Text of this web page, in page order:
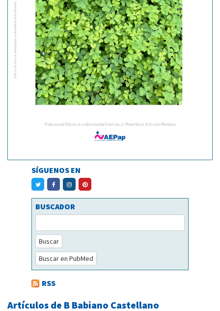
SÍGUENOS EN
BUSCADOR
Buscar
Buscar en PubMed
RSS
Artículos de B Babiano Castellano